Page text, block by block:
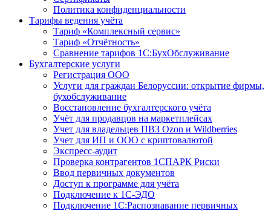
Политика конфиденциальности
Тарифы ведения учёта
Тариф «Комплексный сервис»
Тариф «Отчётность»
Сравнение тарифов 1С:БухОбслуживание
Бухгалтерские услуги
Регистрация ООО
Услуги для граждан Белоруссии: открытие фирмы,
бухобслуживание
Восстановление бухгалтерского учёта
Учёт для продавцов на маркетплейсах
Учет для владельцев ПВЗ Ozon и Wildberries
Учет для ИП и ООО с криптовалютой
Экспресс-аудит
Проверка контрагентов 1СПАРК Риски
Ввод первичных документов
Доступ к программе для учёта
Подключение к 1С-ЭДО
Подключение 1С:Распознавание первичных